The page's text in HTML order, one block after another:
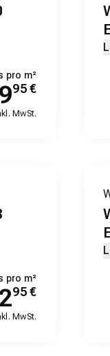
pro m²
95€
MwSt.
pro m²
95€
MwSt.